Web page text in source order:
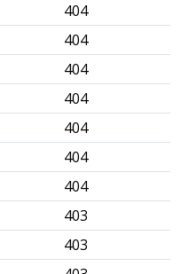
404
404
404
404
404
404
404
403
403